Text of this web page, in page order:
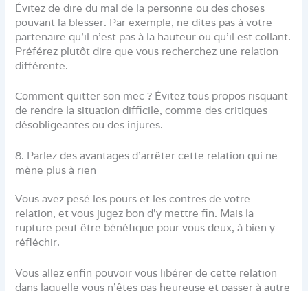
Évitez de dire du mal de la personne ou des choses
pouvant la blesser. Par exemple, ne dites pas à votre
partenaire qu’il n’est pas à la hauteur ou qu’il est collant.
Préférez plutôt dire que vous recherchez une relation
différente.
Comment quitter son mec ? Évitez tous propos risquant
de rendre la situation difficile, comme des critiques
désobligeantes ou des injures.
8. Parlez des avantages d’arrêter cette relation qui ne
mène plus à rien
Vous avez pesé les pours et les contres de votre
relation, et vous jugez bon d’y mettre fin. Mais la
rupture peut être bénéfique pour vous deux, à bien y
réfléchir.
Vous allez enfin pouvoir vous libérer de cette relation
dans laquelle vous n’êtes pas heureuse et passer à autre